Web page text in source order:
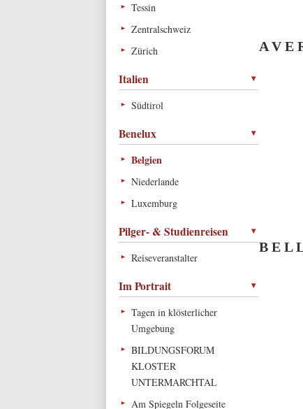
Tessin
Zentralschweiz
Zürich
Italien
Südtirol
Benelux
Belgien
Niederlande
Luxemburg
Pilger- & Studienreisen
Reiseveranstalter
Im Portrait
Tagen in klösterlicher
Umgebung
BILDUNGSFORUM
KLOSTER
UNTERMARCHTAL
Am Spiegeln Folgeseite
A V E
B E L